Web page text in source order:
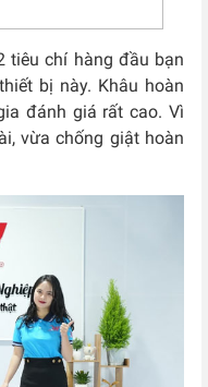
tiêu chí hàng đầu bạn
bị này. Khâu hoàn
đánh giá rất cao. Vì
vừa chống giật hoàn